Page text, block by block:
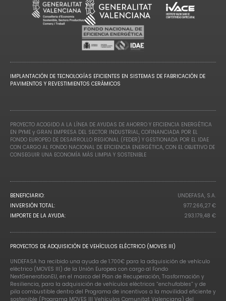
IMPLANTACIÓN DE TECNOLOGÍAS EFICIENTES EN SISTEMAS DE FABRICACIÓN DE
PAVIMENTOS Y REVESTIMIENTOS CERÁMICOS
PROYECTO ACOGIDO A LA LÍNEA DE AYUDAS DE AHORRO Y EFICIENCIA ENERGÉTICA
EN PYME y GRAN EMPRESA DEL SECTOR INDUSTRIAL, COFINANCIADA POR EL
FONDO EUROPEO DE DESARROLLO REGIONAL (FEDER) Y GESTIONADA POR EL IDAE
CON CARGO AL FONDO NACIONAL DE EFICIENCIA ENERGÉTICA, CON EL OBJETIVO DE
CONSEGUIR UNA ECONOMÍA MÁS LIMPIA Y SOSTENIBLE
BENEFICIARIO:
UNDEFASA, S.A.
INVERSIÓN TOTAL:
977.266,27 €
IMPORTE DE LA AYUDA:
293.179,48 €
PROYECTOS DE ADQUISICIÓN DE VEHÍCULOS ELÉCTRICO (MOVES III)
UNDEFASA ha recibido una ayuda de 1.700€ para la adquisición de vehículo
eléctrico (MOVES III) de la Unión Europea con cargo al Fondo
NextGenerationEU, en el marco del Plan de Recuperación, Trasformación y
Resiliencia, para la adquisición de vehículos eléctricos “enchufables” y de
pila combustible dentro del Programa de incentivos a la movilidad eficiente y
sostenible (Programa MOVES III Vehículos Comunitat Valenciana) del